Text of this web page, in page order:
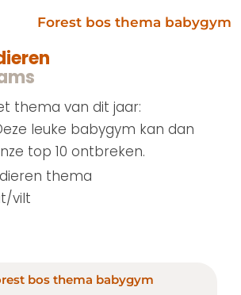
thema van dit jaar:
leuke babygym kan dan
top 10 ontbreken.
thema
vilt